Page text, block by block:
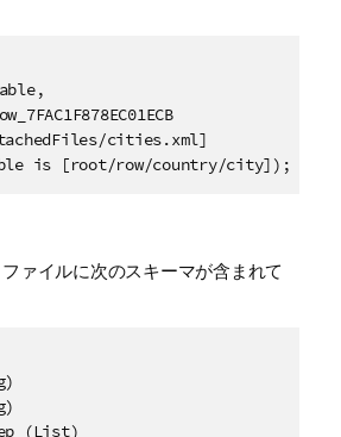
cities.xml]
ァイルに次のスキーマが含まれて
(List)